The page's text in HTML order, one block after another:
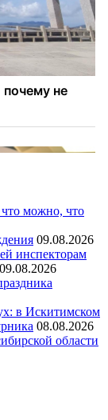
что можно, что
09.08.2026
инспекторам
09.08.2026
в Искитимском
08.08.2026
области